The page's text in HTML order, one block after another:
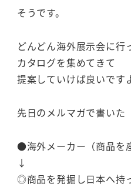
そうです。
どんどん海外展示会に行
カタログを集めてきて
提案していけば良いです
先日のメルマガで書いた
●海外メーカー（商品を
↓
◎商品を発掘し日本へ持